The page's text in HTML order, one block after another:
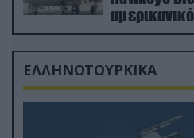
δισ.δολάρια
ΕΛΛΗΝΟΤΟΥΡΚΙΚΑ